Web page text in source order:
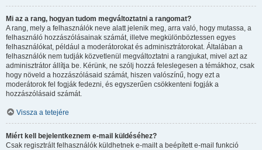
Mi az a rang, hogyan tudom megváltoztatni a rangomat?
A rang, mely a felhasználók neve alatt jelenik meg, arra való, hogy mutassa, a
felhasználó hozzászólásainak számát, illetve megkülönböztessen egyes
felhasználókat, például a moderátorokat és adminisztrátorokat. Általában a
felhasználók nem tudják közvetlenül megváltoztatni a rangjukat, mivel azt az
adminisztrátor állítja be. Kérünk, ne szólj hozzá feleslegesen a témákhoz, csak
hogy növeld a hozzászólásaid számát, hiszen valószínű, hogy ezt a
moderátorok fel fogják fedezni, és egyszerűen csökkenteni fogják a
hozzászólásaid számát.
Vissza a tetejére
Miért kell bejelentkeznem e-mail küldéséhez?
Csak regisztrált felhasználók küldhetnek e-mailt a beépített e-mail funkció